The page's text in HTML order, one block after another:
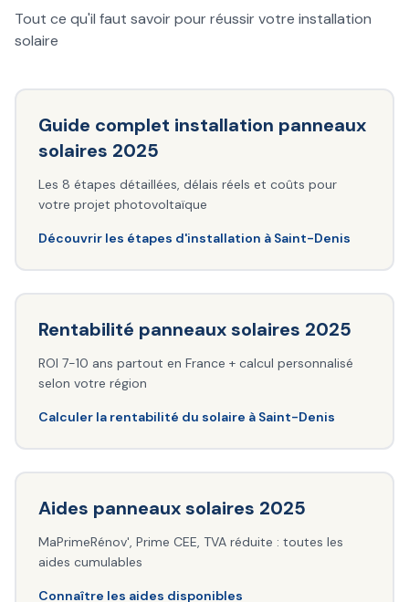
Tout ce qu'il faut savoir pour réussir votre installation
solaire
Guide complet installation panneaux
solaires 2025
Les 8 étapes détaillées, délais réels et coûts pour
votre projet photovoltaïque
Découvrir les étapes d'installation à Saint-Denis
Rentabilité panneaux solaires 2025
ROI 7-10 ans partout en France + calcul personnalisé
selon votre région
Calculer la rentabilité du solaire à Saint-Denis
Aides panneaux solaires 2025
MaPrimeRénov', Prime CEE, TVA réduite : toutes les
aides cumulables
Connaître les aides disponibles